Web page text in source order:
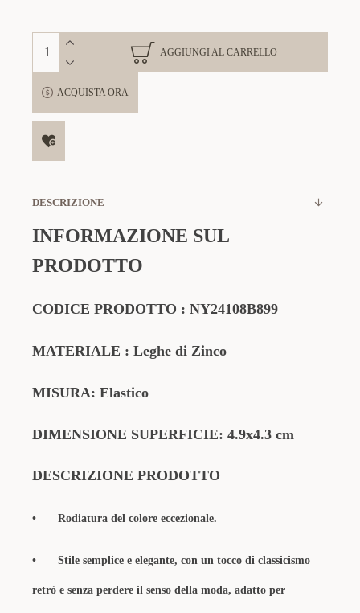
AGGIUNGI AL CARRELLO
ACQUISTA ORA
DESCRIZIONE
INFORMAZIONE SUL
PRODOTTO
CODICE PRODOTTO : NY24108B899
MATERIALE : Leghe di Zinco
MISURA: Elastico
DIMENSIONE SUPERFICIE: 4.9x4.3 cm
DESCRIZIONE PRODOTTO
• Rodiatura del colore eccezionale.
• Stile semplice e elegante, con un tocco di classicismo
retrò e senza perdere il senso della moda, adatto per